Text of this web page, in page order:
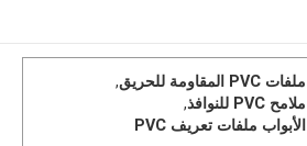
ملفات PVC المقاومة للحريق
,
ملامح PVC للنوافذ
,
الأبواب ملفات تعريف PVC